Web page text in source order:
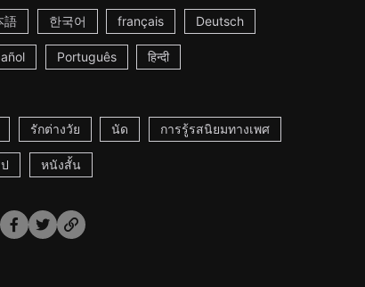
語 한국어 français Deutsch
Português हिन्दी
รักต่างวัย นัด การรู้รสนิยมทางเพศ
หนังสั้น